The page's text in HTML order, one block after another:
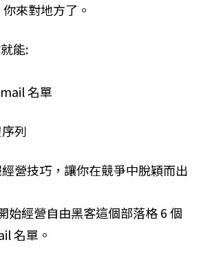
來對地方了。
能:
名單
列
營技巧，讓你在競爭中脫穎而出
始經營自由黑客這個部落格 6 個
名單。